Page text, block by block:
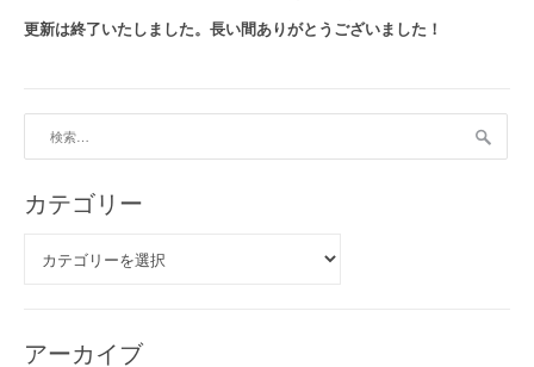
更新は終了いたしました。長い間ありがとうございました！
カテゴリー
アーカイブ